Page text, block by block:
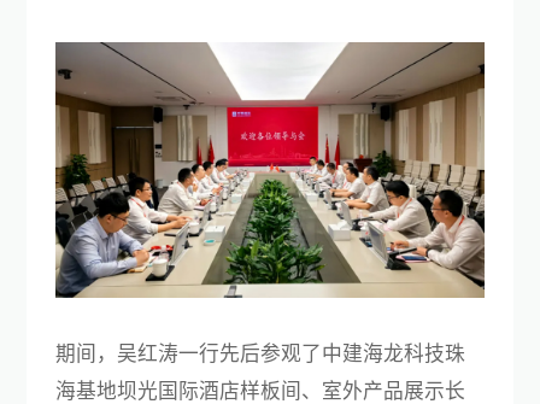
期间，吴红涛一行先后参观了中建海龙科技珠
海基地坝光国际酒店样板间、室外产品展示长